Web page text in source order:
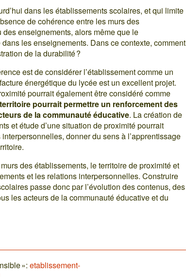
dans les établissements scolaires, et qui limite
de cohérence entre les murs des
enseignements, alors même que le
les enseignements. Dans ce contexte, comment
de la durabilité ?
est de considérer l’établissement comme un
énergétique du lycée est un excellent projet.
pourrait également être considéré comme
pourrait permettre un renforcement des
de la communauté éducative. La création de
et étude d’une situation de proximité pourrait
donner du sens à l’apprentissage
des établissements, le territoire de proximité et
et les relations interpersonnelles. Construire
passe donc par l’évolution des contenus, des
les acteurs de la communauté éducative et du
»:etablissement-